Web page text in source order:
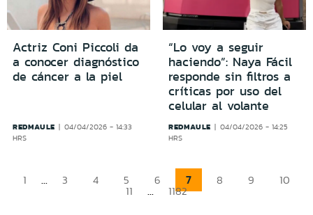
Actriz Coni Piccoli da
a conocer diagnóstico
de cáncer a la piel
REDMAULE
04/04/2026 - 14:33
HRS
“Lo voy a seguir
haciendo”: Naya Fácil
responde sin filtros a
críticas por uso del
celular al volante
REDMAULE
04/04/2026 - 14:25
HRS
1 ... 3 4 5 6 7 8 9 10
11 ... 1182